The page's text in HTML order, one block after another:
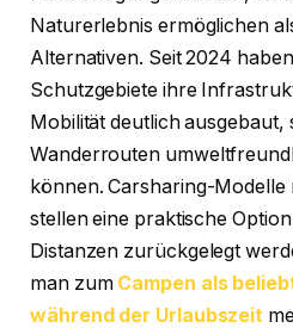
Naturerlebnis ermöglichen
Alternativen. Seit 2024
Schutzgebiete ihre
Mobilität deutlich ausgebaut,
Wanderrouten
können. Carsharing-
stellen eine praktische
Distanzen zurückgelegt
man zum Campen als
während der Urlaubszeit